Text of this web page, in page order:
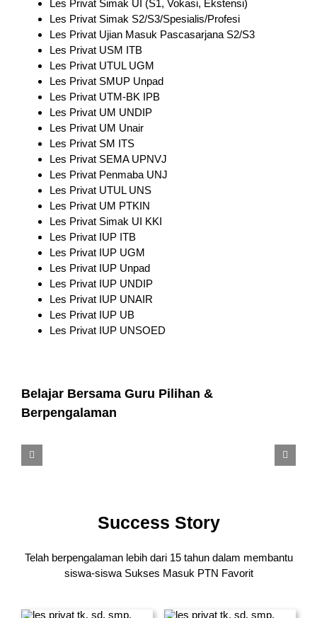
Les Privat Simak UI (S1, Vokasi, Ekstensi)
Les Privat Simak S2/S3/Spesialis/Profesi
Les Privat Ujian Masuk Pascasarjana S2/S3
Les Privat USM ITB
Les Privat UTUL UGM
Les Privat SMUP Unpad
Les Privat UTM-BK IPB
Les Privat UM UNDIP
Les Privat UM Unair
Les Privat SM ITS
Les Privat SEMA UPNVJ
Les Privat Penmaba UNJ
Les Privat UTUL UNS
Les Privat UM PTKIN
Les Privat Simak UI KKI
Les Privat IUP ITB
Les Privat IUP UGM
Les Privat IUP Unpad
Les Privat IUP UNDIP
Les Privat IUP UNAIR
Les Privat IUP UB
Les Privat IUP UNSOED
Belajar Bersama Guru Pilihan &
Berpengalaman
Success Story
Telah berpengalaman lebih dari 15 tahun dalam membantu
siswa-siswa Sukses Masuk PTN Favorit